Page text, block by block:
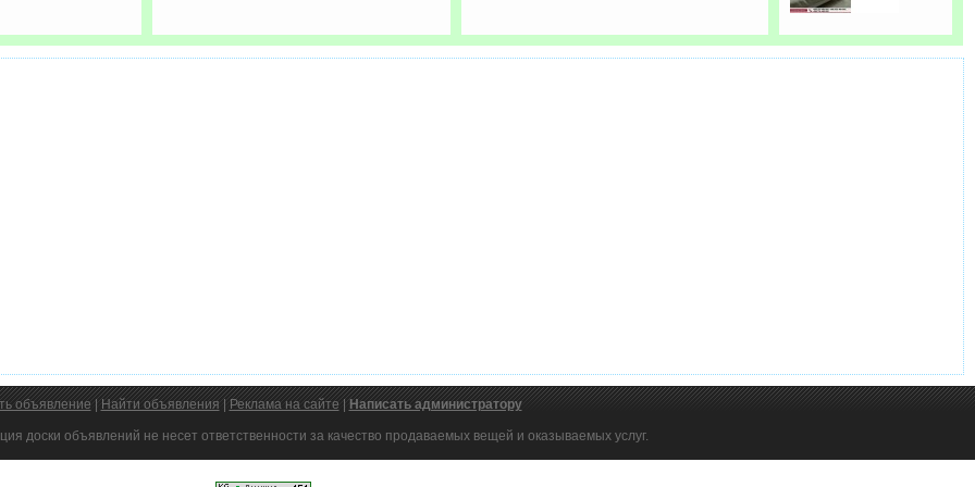
объявление Найти объявления Реклама на сайте Написать администратору
доски объявлений не несет ответственности за качество продаваемых вещей и оказываемых услуг.